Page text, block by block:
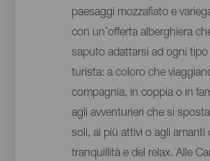
paesaggi mozzafiato e
con un’offerta alberghiera
saputo adattarsi ad ogni tipo
turista: a coloro che
compagnia, in coppia o in
agli avventurieri che si
soli, ai più attivi o agli amanti
tranquillità e del relax. Alle